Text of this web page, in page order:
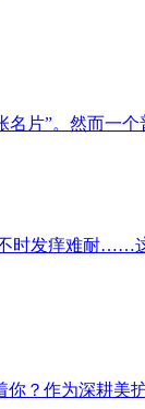
片”。然而一
时发痒难耐……
？作为深耕美